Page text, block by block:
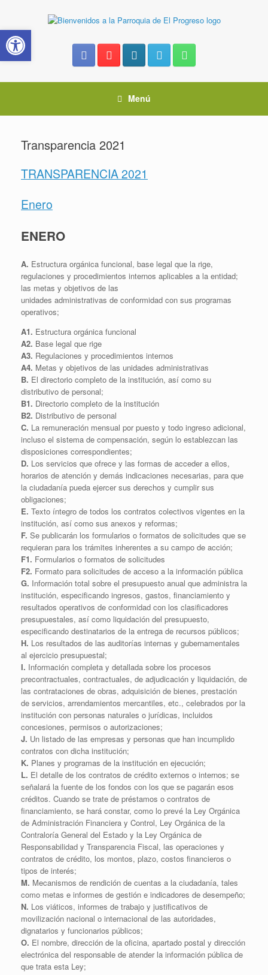
contenido
Menú
Transparencia 2021
TRANSPARENCIA 2021
Enero
ENERO
A. Estructura orgánica funcional, base legal que la rige,
regulaciones y procedimientos internos aplicables a la entidad;
las metas y objetivos de las
unidades administrativas de conformidad con sus programas
operativos;
A1. Estructura orgánica funcional
A2. Base legal que rige
A3. Regulaciones y procedimientos internos
A4. Metas y objetivos de las unidades administrativas
B. El directorio completo de la institución, así como su
distributivo de personal;
B1. Directorio completo de la institución
B2. Distributivo de personal
C. La remuneración mensual por puesto y todo ingreso adicional,
incluso el sistema de compensación, según lo establezcan las
disposiciones correspondientes;
D. Los servicios que ofrece y las formas de acceder a ellos,
horarios de atención y demás indicaciones necesarias, para que
la ciudadanía pueda ejercer sus derechos y cumplir sus
obligaciones;
E. Texto íntegro de todos los contratos colectivos vigentes en la
institución, así como sus anexos y reformas;
F. Se publicarán los formularios o formatos de solicitudes que se
requieran para los trámites inherentes a su campo de acción;
F1. Formularios o formatos de solicitudes
F2. Formato para solicitudes de acceso a la información pública
G. Información total sobre el presupuesto anual que administra la
institución, especificando ingresos, gastos, financiamiento y
resultados operativos de conformidad con los clasificadores
presupuestales, así como liquidación del presupuesto,
especificando destinatarios de la entrega de recursos públicos;
H. Los resultados de las auditorías internas y gubernamentales
al ejercicio presupuestal;
I. Información completa y detallada sobre los procesos
precontractuales, contractuales, de adjudicación y liquidación, de
las contrataciones de obras, adquisición de bienes, prestación
de servicios, arrendamientos mercantiles, etc., celebrados por la
institución con personas naturales o jurídicas, incluidos
concesiones, permisos o autorizaciones;
J. Un listado de las empresas y personas que han incumplido
contratos con dicha institución;
K. Planes y programas de la institución en ejecución;
L. El detalle de los contratos de crédito externos o internos; se
señalará la fuente de los fondos con los que se pagarán esos
créditos. Cuando se trate de préstamos o contratos de
financiamiento, se hará constar, como lo prevé la Ley Orgánica
de Administración Financiera y Control, Ley Orgánica de la
Contraloría General del Estado y la Ley Orgánica de
Responsabilidad y Transparencia Fiscal, las operaciones y
contratos de crédito, los montos, plazo, costos financieros o
tipos de interés;
M. Mecanismos de rendición de cuentas a la ciudadanía, tales
como metas e informes de gestión e indicadores de desempeño;
N. Los viáticos, informes de trabajo y justificativos de
movilización nacional o internacional de las autoridades,
dignatarios y funcionarios públicos;
O. El nombre, dirección de la oficina, apartado postal y dirección
electrónica del responsable de atender la información pública de
que trata esta Ley;
Abrir barra de herramientas